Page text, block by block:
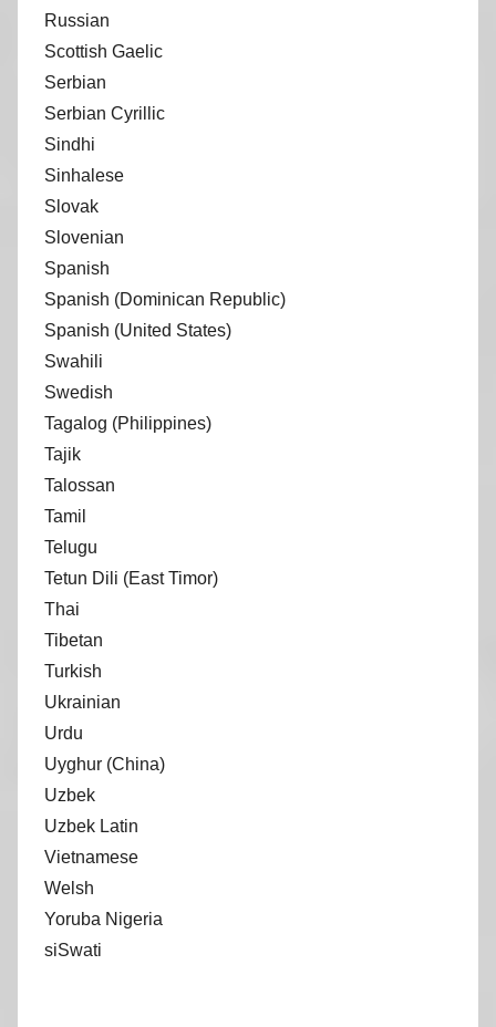
Russian
Scottish Gaelic
Serbian
Serbian Cyrillic
Sindhi
Sinhalese
Slovak
Slovenian
Spanish
Spanish (Dominican Republic)
Spanish (United States)
Swahili
Swedish
Tagalog (Philippines)
Tajik
Talossan
Tamil
Telugu
Tetun Dili (East Timor)
Thai
Tibetan
Turkish
Ukrainian
Urdu
Uyghur (China)
Uzbek
Uzbek Latin
Vietnamese
Welsh
Yoruba Nigeria
siSwati